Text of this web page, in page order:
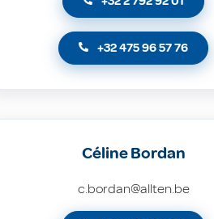
+32 475 96 57 76
Céline Bordan
c.bordan@allten.be